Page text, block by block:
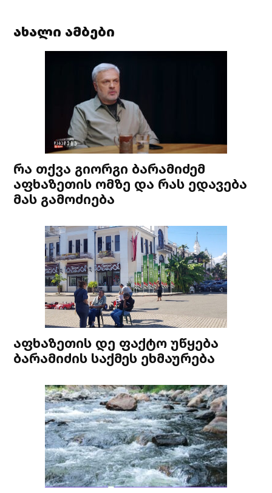
ახალი ამბები
რა თქვა გიორგი ბარამიძემ
აფხაზეთის ომზე და რას ედავება
მას გამოძიება
აფხაზეთის დე ფაქტო უწყება
ბარამიძის საქმეს ეხმაურება